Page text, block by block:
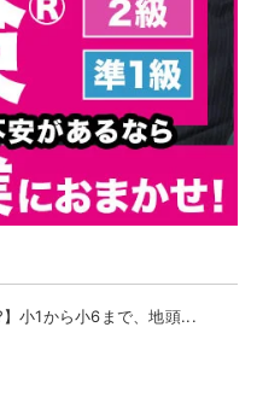
】小1から小6まで、地頭...